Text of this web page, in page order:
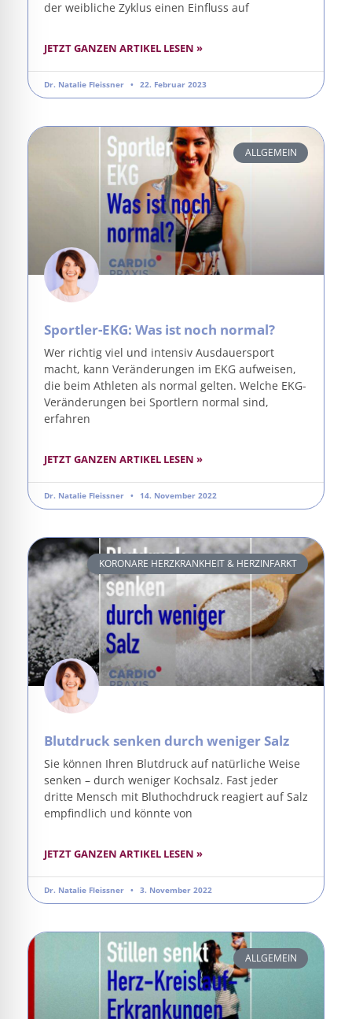
der weibliche Zyklus einen Einfluss auf
JETZT GANZEN ARTIKEL LESEN »
Dr. Natalie Fleissner 22. Februar 2023
ALLGEMEIN
Sportler-EKG: Was ist noch normal?
Wer richtig viel und intensiv Ausdauersport
macht, kann Veränderungen im EKG aufweisen,
die beim Athleten als normal gelten. Welche EKG-
Veränderungen bei Sportlern normal sind,
erfahren
JETZT GANZEN ARTIKEL LESEN »
Dr. Natalie Fleissner 14. November 2022
KORONARE HERZKRANKHEIT & HERZINFARKT
Blutdruck senken durch weniger Salz
Sie können Ihren Blutdruck auf natürliche Weise
senken – durch weniger Kochsalz. Fast jeder
dritte Mensch mit Bluthochdruck reagiert auf Salz
empfindlich und könnte von
JETZT GANZEN ARTIKEL LESEN »
Dr. Natalie Fleissner 3. November 2022
ALLGEMEIN